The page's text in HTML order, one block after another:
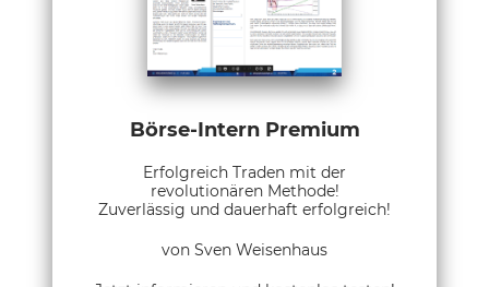
Börse-Intern Premium
Erfolgreich Traden mit der
revolutionären Methode!
Zuverlässig und dauerhaft erfolgreich!
von Sven Weisenhaus